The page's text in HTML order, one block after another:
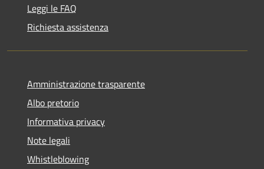
Leggi le FAQ
Richiesta assistenza
Amministrazione trasparente
Albo pretorio
Informativa privacy
Note legali
Whistleblowing